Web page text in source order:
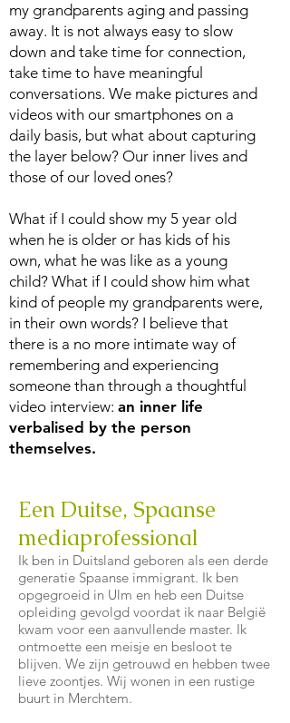
my grandparents aging and passing
away. It is not always easy to slow
down and take time for connection,
take time to have meaningful
conversations. We make pictures and
videos with our smartphones on a
daily basis, but what about capturing
the layer below? Our inner lives and
those of our loved ones?
What if I could show my 5 year old
when he is older or has kids of his
own, what he was like as a young
child? What if I could show him what
kind of people my grandparents were,
in their own words? I believe that
there is a no more intimate way of
remembering and experiencing
someone than through a thoughtful
video interview: an inner life
verbalised by the person
themselves.
Een Duitse, Spaanse
mediaprofessional
Ik ben in Duitsland geboren als een derde
generatie Spaanse immigrant. Ik ben
opgegroeid in Ulm en heb een Duitse
opleiding gevolgd voordat ik naar België
kwam voor een aanvullende master. Ik
ontmoette een meisje en besloot te
blijven. We zijn getrouwd en hebben twee
lieve zoontjes. Wij wonen in een rustige
buurt in Merchtem.